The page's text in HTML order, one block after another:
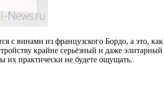
с винами из французского Бордо, а это,
крайне серьёзный и даже
их практически не будете ощущать.